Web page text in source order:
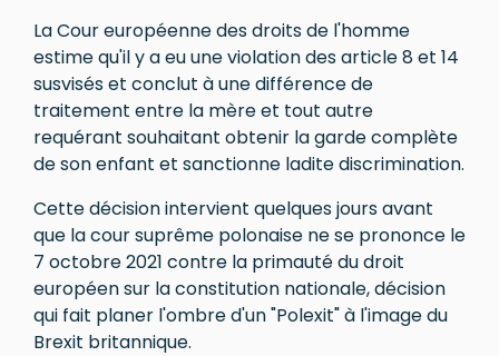
La Cour européenne des droits de l'homme
estime qu'il y a eu une violation des article 8 et 14
susvisés et conclut à une différence de
traitement entre la mère et tout autre
requérant souhaitant obtenir la garde complète
de son enfant et sanctionne ladite discrimination.
Cette décision intervient quelques jours avant
que la cour suprême polonaise ne se prononce le
7 octobre 2021 contre la primauté du droit
européen sur la constitution nationale, décision
qui fait planer l'ombre d'un "Polexit" à l'image du
Brexit britannique.